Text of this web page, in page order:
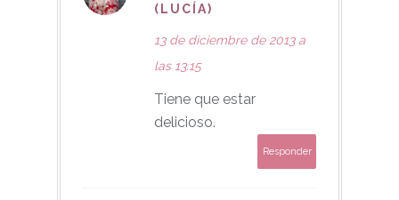
(LUCÍA)
13 de diciembre de 2013 a
las 13:15
Tiene que estar
delicioso.
Responder